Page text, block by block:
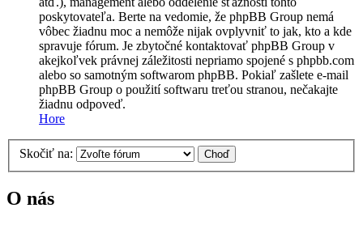
poskytovateľa. Berte na vedomie, že phpBB Group nemá
vôbec žiadnu moc a nemôže nijak ovplyvniť to jak, kto a kde
spravuje fórum. Je zbytočné kontaktovať phpBB Group v
akejkoľvek právnej záležitosti nepriamo spojené s phpbb.com
alebo so samotným softwarom phpBB. Pokiaľ zašlete e-mail
phpBB Group o použití softwaru treťou stranou, nečakajte
žiadnu odpoveď.
Hore
Skočiť na:
O nás